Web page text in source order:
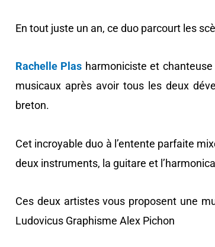
En tout juste un an, ce duo parcourt les
Rachelle Plas harmoniciste et
musicaux après avoir tous les deux
breton.
Cet incroyable duo à l’entente parfaite
deux instruments, la guitare et
Ces deux artistes vous proposent une
Ludovicus Graphisme Alex Pichon